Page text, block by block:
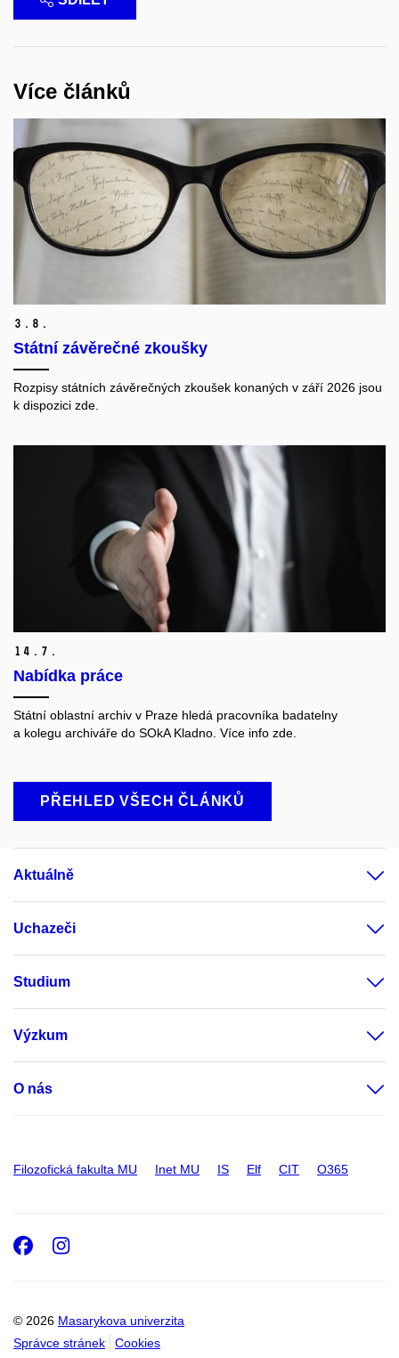
Více článků
3. 8.
Státní závěrečné zkoušky
Rozpisy státních závěrečných zkoušek konaných v září 2026 jsou
k dispozici zde.
14. 7.
Nabídka práce
Státní oblastní archiv v Praze hledá pracovníka badatelny
a kolegu archiváře do SOkA Kladno. Více info zde.
PŘEHLED VŠECH ČLÁNKŮ
Aktuálně
Uchazeči
Studium
Výzkum
O nás
Filozofická fakulta MU Inet MU IS Elf CIT O365
© 2026 Masarykova univerzita
Správce stránek
Cookies
Facebook
Instagram